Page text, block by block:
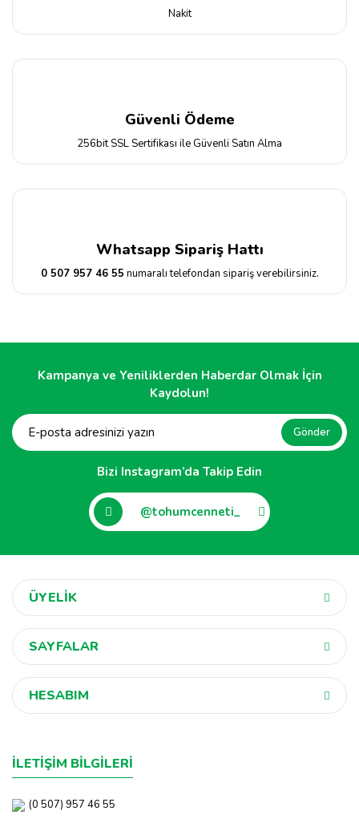
Nakit
Güvenli Ödeme
256bit SSL Sertifikası ile Güvenli Satın Alma
Whatsapp Sipariş Hattı
0 507 957 46 55 numaralı telefondan sipariş verebilirsiniz.
Kampanya ve Yeniliklerden Haberdar Olmak İçin
Kaydolun!
Gönder
Bizi Instagram’da Takip Edin
@tohumcenneti_
ÜYELİK
SAYFALAR
HESABIM
İLETİŞİM BİLGİLERİ
(0 507) 957 46 55